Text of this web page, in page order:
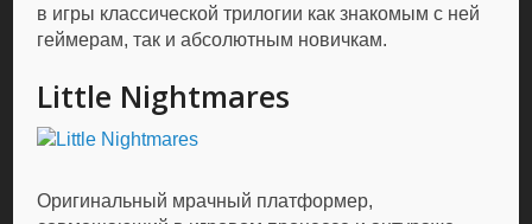
в игры классической трилогии как знакомым с ней
геймерам, так и абсолютным новичкам.
Little Nightmares
Оригинальный мрачный платформер,